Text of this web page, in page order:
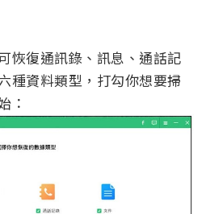
恢復通訊錄、訊息、通話記
種資料類型，打勾你想要掃
：